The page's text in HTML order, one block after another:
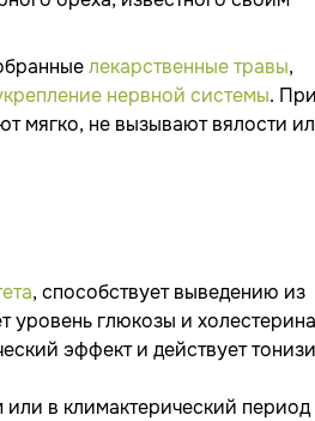
лекарственные травы,
нервной системы.
мягко, не вызывают вялости
, способствует выведению из
уровень глюкозы и
эффект и действует
в климактерический период